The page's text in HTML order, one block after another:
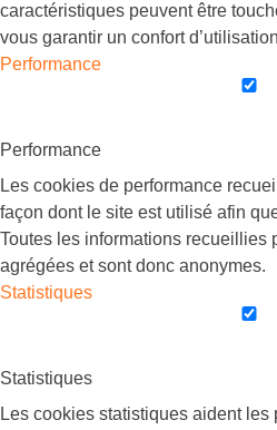
caractéristiques peuvent être
vous garantir un confort
Performance
Performance
Les cookies de performance
façon dont le site est utilisé afin
Toutes les informations recueillies
agrégées et sont donc anonymes.
Statistiques
Statistiques
Les cookies statistiques aident les